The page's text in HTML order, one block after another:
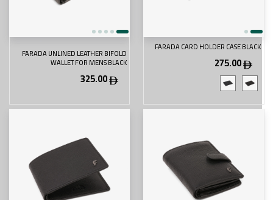
FARADA CARD HOLDER CASE BLACK
FARADA UNLINED LEATHER BIFOLD
WALLET FOR MENS BLACK
325.00